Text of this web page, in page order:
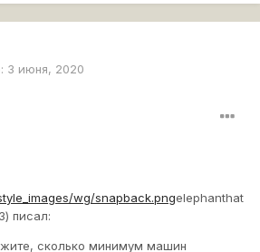
3 июня, 2020
wg/snapback.pngelephanthat
писал:
сколько минимум машин